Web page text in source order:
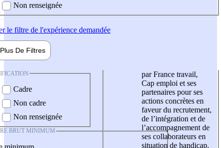
Non renseignée
le filtre de l'expérience demandée
Plus De Filtres
Cadre
Non cadre
Non renseignée
BRUT MINIMUM
par France travail,
Cap emploi et ses
partenaires pour ses
actions concrètes en
faveur du recrutement,
de l’intégration et de
l’accompagnement de
ses collaborateurs en
situation de handicap.